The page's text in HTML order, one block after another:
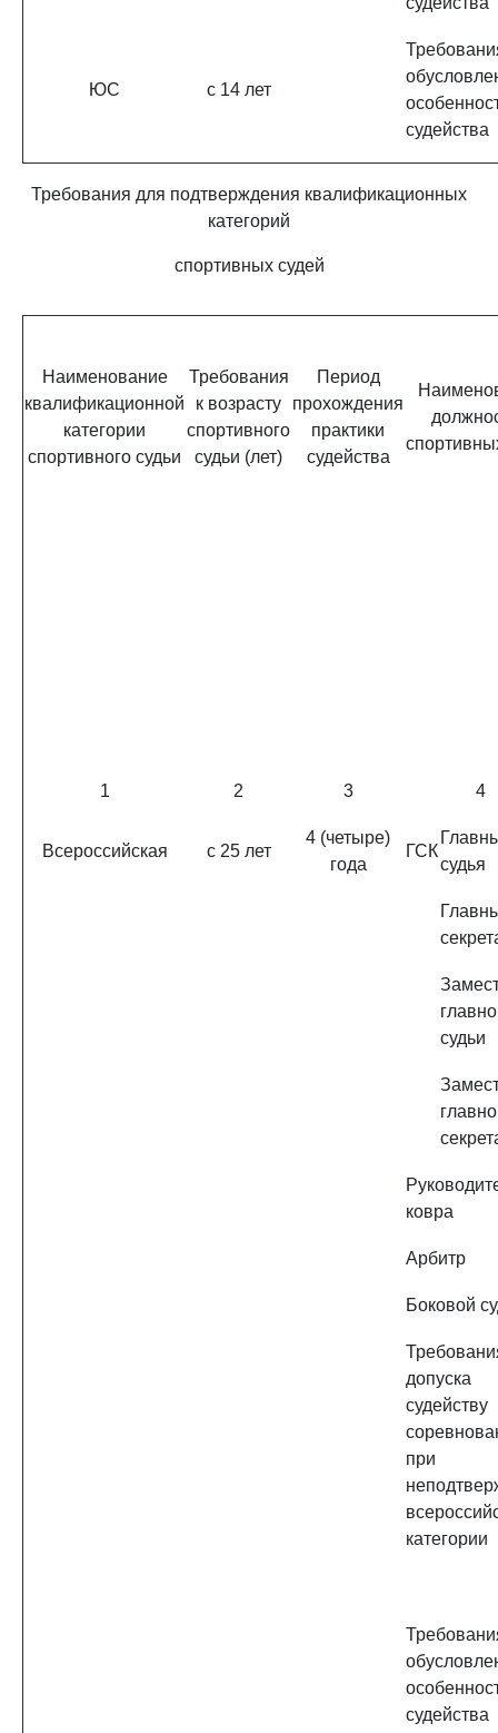
ЮС с 14 лет
судейства
Требования для подтверждения квалификационных
категорий
спортивных судей
Наименование
квалификационной
категории
спортивного судьи
Требования
к возрасту
спортивного
судьи (лет)
Период
прохождения
практики
судейства
1 2 3 4
Всероссийская с 25 лет
4 (четыре)
года
ГСК
судья
судьи
ковра
Арбитр
Боковой
судейству
при
категории
судейства